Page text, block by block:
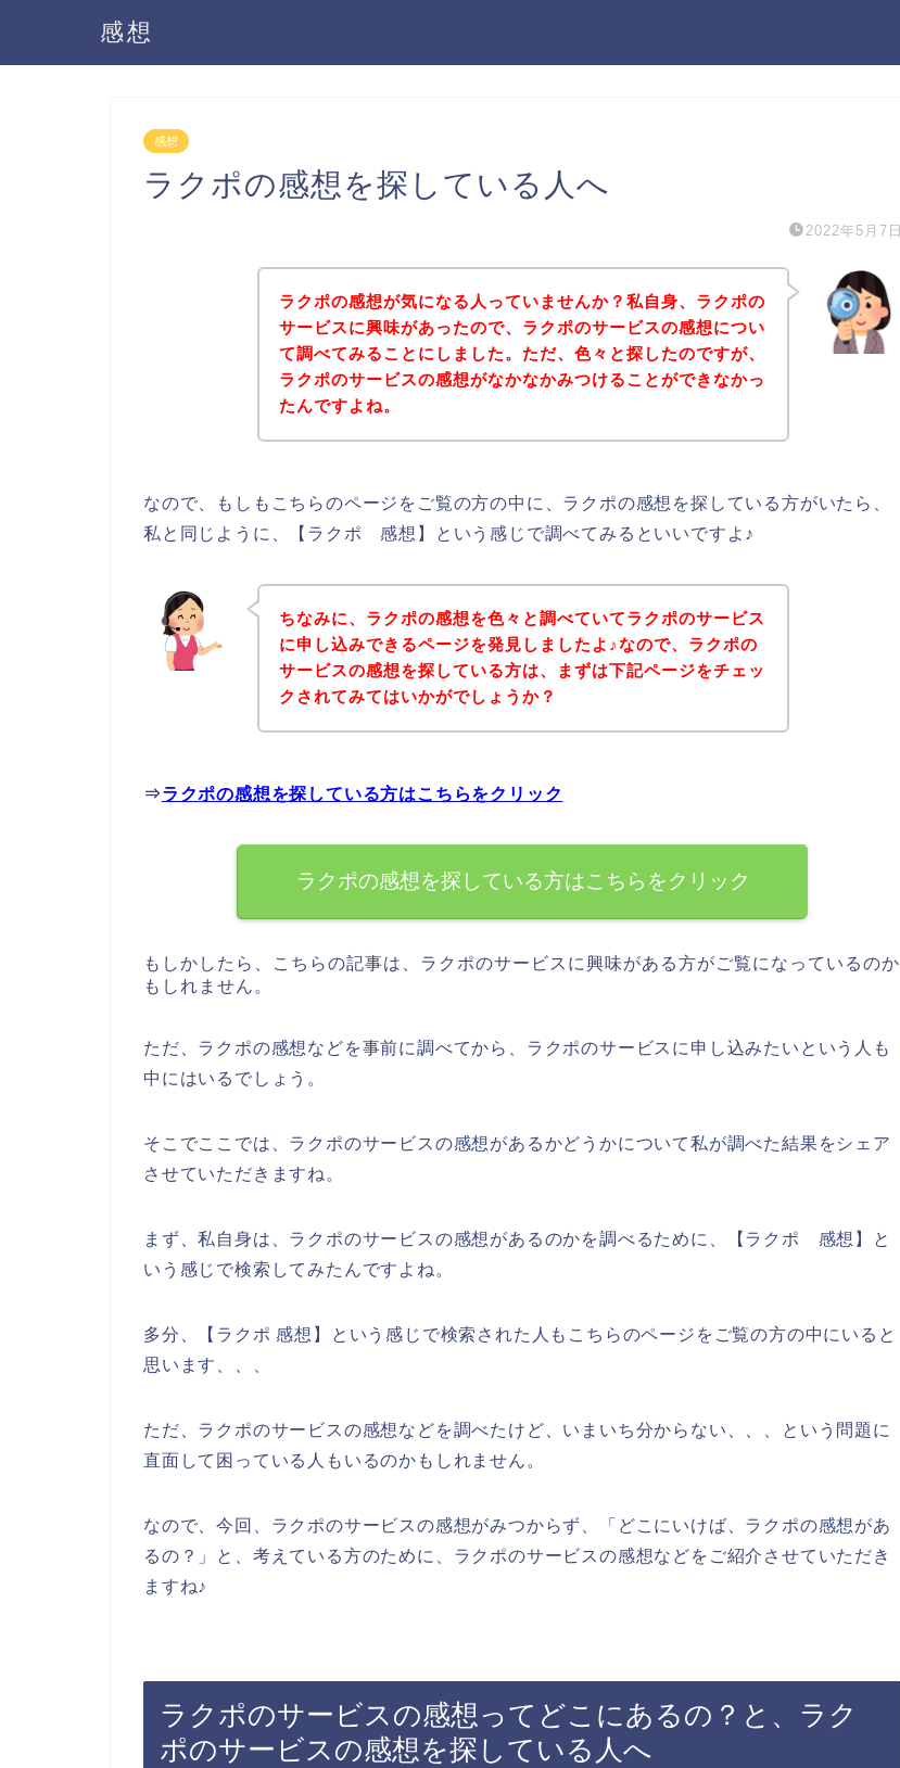
感想
感想
ラクポの感想を探している人へ
2022年5月7日
ラクポの感想が気になる人っていませんか？私自身、ラクポの
サービスに興味があったので、ラクポのサービスの感想につい
て調べてみることにしました。ただ、色々と探したのですが、
ラクポのサービスの感想がなかなかみつけることができなかっ
たんですよね。
なので、もしもこちらのページをご覧の方の中に、ラクポの感想を探している方がいたら、
私と同じように、【ラクポ 感想】という感じで調べてみるといいですよ♪
ちなみに、ラクポの感想を色々と調べていてラクポのサービス
に申し込みできるページを発見しましたよ♪なので、ラクポの
サービスの感想を探している方は、まずは下記ページをチェッ
クされてみてはいかがでしょうか？
⇒ラクポの感想を探している方はこちらをクリック
ラクポの感想を探している方はこちらをクリック
もしかしたら、こちらの記事は、ラクポのサービスに興味がある方がご覧になっているのか
もしれません。
ただ、ラクポの感想などを事前に調べてから、ラクポのサービスに申し込みたいという人も
中にはいるでしょう。
そこでここでは、ラクポのサービスの感想があるかどうかについて私が調べた結果をシェア
させていただきますね。
まず、私自身は、ラクポのサービスの感想があるのかを調べるために、【ラクポ 感想】と
いう感じで検索してみたんですよね。
多分、【ラクポ 感想】という感じで検索された人もこちらのページをご覧の方の中にいると
思います、、、
ただ、ラクポのサービスの感想などを調べたけど、いまいち分からない、、、という問題に
直面して困っている人もいるのかもしれません。
なので、今回、ラクポのサービスの感想がみつからず、「どこにいけば、ラクポの感想があ
るの？」と、考えている方のために、ラクポのサービスの感想などをご紹介させていただき
ますね♪
ラクポのサービスの感想ってどこにあるの？と、ラク
ポのサービスの感想を探している人へ